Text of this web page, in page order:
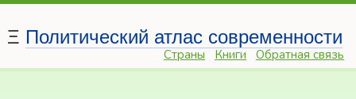
Ξ Политический атлас современности
Страны Книги Обратная связь